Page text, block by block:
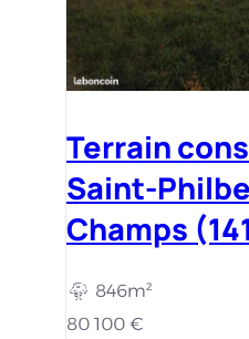
Terrain
Saint-
Champs
846m²
80 100 €